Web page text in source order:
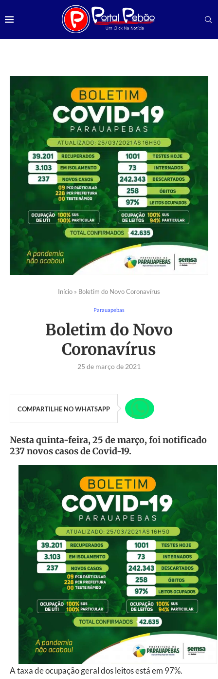
Início » Boletim do Novo Coronavírus
Parauapebas
Boletim do Novo
Coronavírus
25 de março de 2021
COMPARTILHE NO WHATSAPP
Nesta quinta-feira, 25 de março, foi notificado
237 novos casos de Covid-19.
A taxa de ocupação geral dos leitos está em 97%.